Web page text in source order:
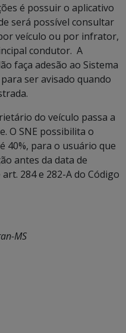
é possuir o aplicativo
será possível consultar
veículo ou por infrator,
condutor. A
faça adesão ao Sistema
ser avisado quando
do veículo passa a
O SNE possibilita o
40%, para o usuário que
antes da data de
284 e 282-A do Código
MS